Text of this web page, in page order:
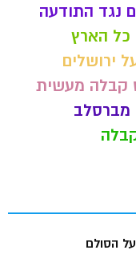
נגד התודעה
כל הארץ
ירושלים
קבלה מעשית
מברסלב
הסולם